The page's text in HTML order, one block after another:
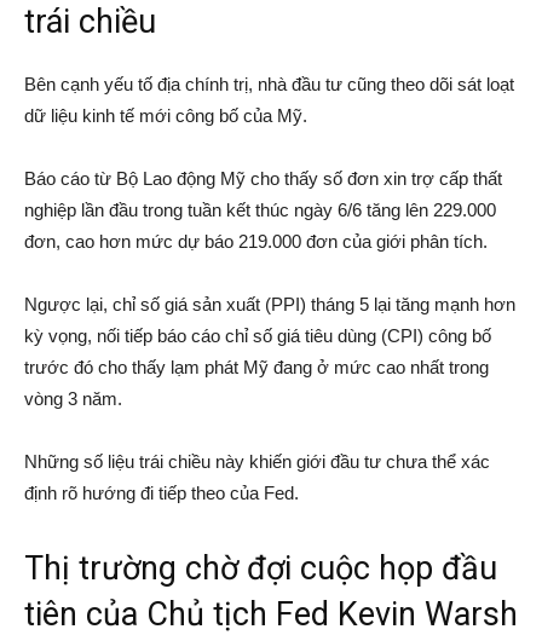
trái chiều
Bên cạnh yếu tố địa chính trị, nhà đầu tư cũng theo dõi sát loạt
dữ liệu kinh tế mới công bố của Mỹ.
Báo cáo từ Bộ Lao động Mỹ cho thấy số đơn xin trợ cấp thất
nghiệp lần đầu trong tuần kết thúc ngày 6/6 tăng lên 229.000
đơn, cao hơn mức dự báo 219.000 đơn của giới phân tích.
Ngược lại, chỉ số giá sản xuất (PPI) tháng 5 lại tăng mạnh hơn
kỳ vọng, nối tiếp báo cáo chỉ số giá tiêu dùng (CPI) công bố
trước đó cho thấy lạm phát Mỹ đang ở mức cao nhất trong
vòng 3 năm.
Những số liệu trái chiều này khiến giới đầu tư chưa thể xác
định rõ hướng đi tiếp theo của Fed.
Thị trường chờ đợi cuộc họp đầu
tiên của Chủ tịch Fed Kevin Warsh